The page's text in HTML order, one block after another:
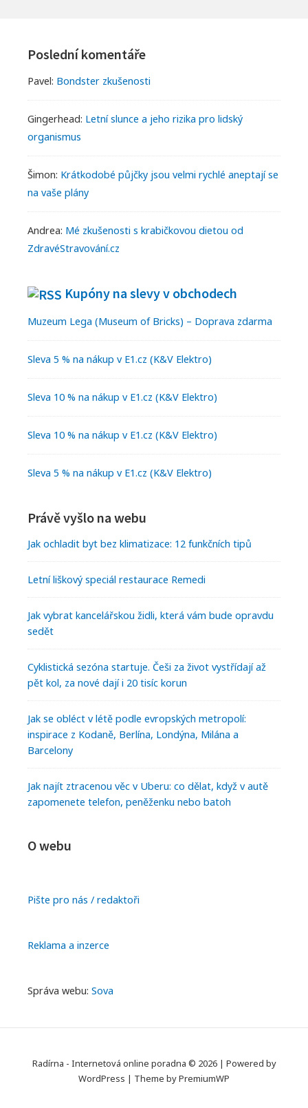
Widgets
Poslední komentáře
Pavel: Bondster zkušenosti
Gingerhead: Letní slunce a jeho rizika pro lidský
organismus
Šimon: Krátkodobé půjčky jsou velmi rychlé aneptají se
na vaše plány
Andrea: Mé zkušenosti s krabičkovou dietou od
ZdravéStravování.cz
Kupóny na slevy v obchodech
Muzeum Lega (Museum of Bricks) – Doprava zdarma
Sleva 5 % na nákup v E1.cz (K&V Elektro)
Sleva 10 % na nákup v E1.cz (K&V Elektro)
Sleva 10 % na nákup v E1.cz (K&V Elektro)
Sleva 5 % na nákup v E1.cz (K&V Elektro)
Právě vyšlo na webu
Jak ochladit byt bez klimatizace: 12 funkčních tipů
Letní liškový speciál restaurace Remedi
Jak vybrat kancelářskou židli, která vám bude opravdu
sedět
Cyklistická sezóna startuje. Češi za život vystřídají až
pět kol, za nové dají i 20 tisíc korun
Jak se obléct v létě podle evropských metropolí:
inspirace z Kodaně, Berlína, Londýna, Milána a
Barcelony
Jak najít ztracenou věc v Uberu: co dělat, když v autě
zapomenete telefon, peněženku nebo batoh
O webu
Pište pro nás / redaktoři
Reklama a inzerce
Správa webu: Sova
Radírna - Internetová online poradna © 2026 | Powered by
WordPress | Theme byPremiumWP